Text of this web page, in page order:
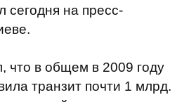
сегодня на пресс-
что в общем в 2009 году
транзит почти 1 млрд.